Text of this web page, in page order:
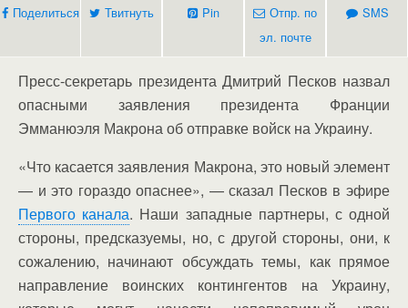
Поделиться Твитнуть Pin
Отпр. по
эл. почте
SMS
Пресс-секретарь президента Дмитрий Песков назвал
опасными заявления президента Франции
Эмманюэля Макрона об отправке войск на Украину.
«Что касается заявления Макрона, это новый элемент
— и это гораздо опаснее», — сказал Песков в эфире
Первого канала. Наши западные партнеры, с одной
стороны, предсказуемы, но, с другой стороны, они, к
сожалению, начинают обсуждать темы, как прямое
направление воинских контингентов на Украину,